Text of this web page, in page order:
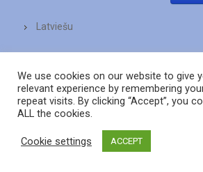
Latviešu
We use cookies on our website to give
relevant experience by remembering
repeat visits. By clicking “Accept”, you
ALL the cookies.
Cookie settings ACCEPT